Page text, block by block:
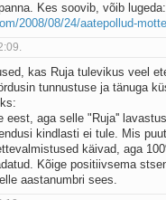
Kes soovib, võib lugeda:
2008/08/24/aatepollud-
kas Ruja tulevikus veel
tunnustuse ja tänuga
eest, aga selle "Ruja''
kindlasti ei tule. Mis
käivad, aga
Kõige positiivsema
aastanumbri sees.